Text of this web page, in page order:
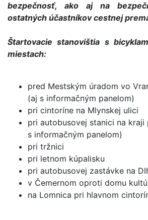
bezpečnosť, ako aj na
ostatných účastníkov cestnej
Štartovacie stanovištia s
miestach:
pred Mestským úradom vo
(aj s informačným panelom)
pri cintoríne na Mlynskej ulici
pri autobusovej stanici na kraji
s informačným panelom)
pri tržnici
pri letnom kúpalisku
pri autobusovej zastávke na
v Čemernom oproti domu
na Lomnica pri hlavnom